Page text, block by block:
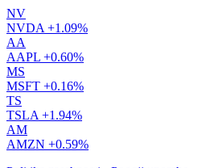
NV
NVDA +1.09%
AA
AAPL +0.60%
MS
MSFT +0.16%
TS
TSLA +1.94%
AM
AMZN +0.59%